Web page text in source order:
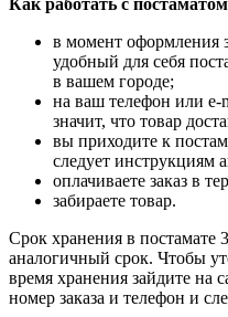
Как работать с
в момент оформления
удобный для себя
в вашем городе;
на ваш телефон или e-
значит, что товар
вы приходите к
следует инструкциям
оплачиваете заказ в
забираете товар.
Срок хранения в постамате
аналогичный срок. Чтобы
время хранения зайдите на
номер заказа и телефон и